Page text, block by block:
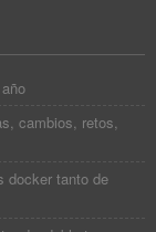
cambios, retos,
docker tanto de